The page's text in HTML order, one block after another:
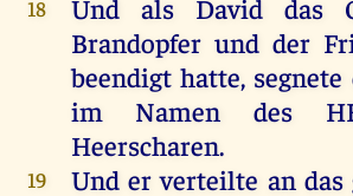
18 Und als David das
Brandopfer und der
beendigthatte, segnete
im
Namen des
Heerscharen.
19 Und er verteilte an das